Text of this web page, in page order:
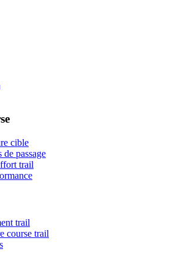
cible
de passage
trail
trail
course trail